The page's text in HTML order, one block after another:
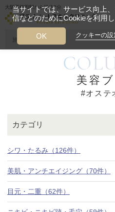
大阪西梅田駅から徒歩2分
糸リフト ヒア
今月のお
クリニックについて
オステオポア
美容
#オステ
カテゴリ
シワ・たるみ（126件）
美肌・アンチエイジング（70件）
目元・二重（62件）
当サイトでは、サービス向上
信などのためにCookieを利用し
クッキーの設
OK